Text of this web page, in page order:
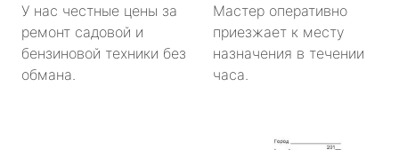
У нас честные цены за
ремонт садовой и
бензиновой техники без
обмана.
Мастер оперативно
приезжает к месту
назначения в течении
часа.